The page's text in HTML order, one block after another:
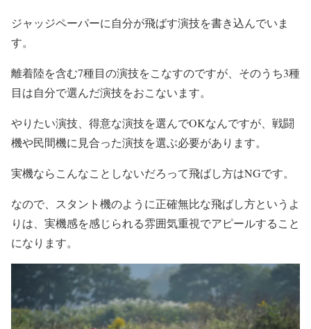
ジャッジペーパーに自分が飛ばす演技を書き込んでいま
す。
離着陸を含む7種目の演技をこなすのですが、そのうち3種
目は自分で選んだ演技をおこないます。
やりたい演技、得意な演技を選んでOKなんですが、戦闘
機や民間機に見合った演技を選ぶ必要があります。
実機ならこんなことしないだろって飛ばし方はNGです。
なので、スタント機のように正確無比な飛ばし方というよ
りは、実機感を感じられる雰囲気重視でアピールすること
になります。